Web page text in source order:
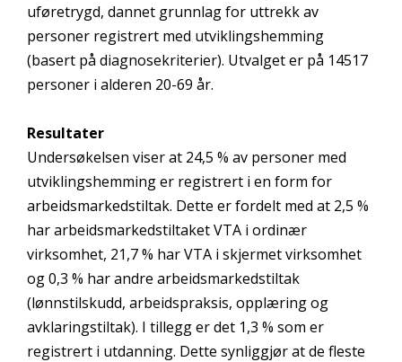
uføretrygd, dannet grunnlag for uttrekk av
personer registrert med utviklingshemming
(basert på diagnosekriterier). Utvalget er på 14517
personer i alderen 20-69 år.
Resultater
Undersøkelsen viser at 24,5 % av personer med
utviklingshemming er registrert i en form for
arbeidsmarkedstiltak. Dette er fordelt med at 2,5 %
har arbeidsmarkedstiltaket VTA i ordinær
virksomhet, 21,7 % har VTA i skjermet virksomhet
og 0,3 % har andre arbeidsmarkedstiltak
(lønnstilskudd, arbeidspraksis, opplæring og
avklaringstiltak). I tillegg er det 1,3 % som er
registrert i utdanning. Dette synliggjør at de fleste